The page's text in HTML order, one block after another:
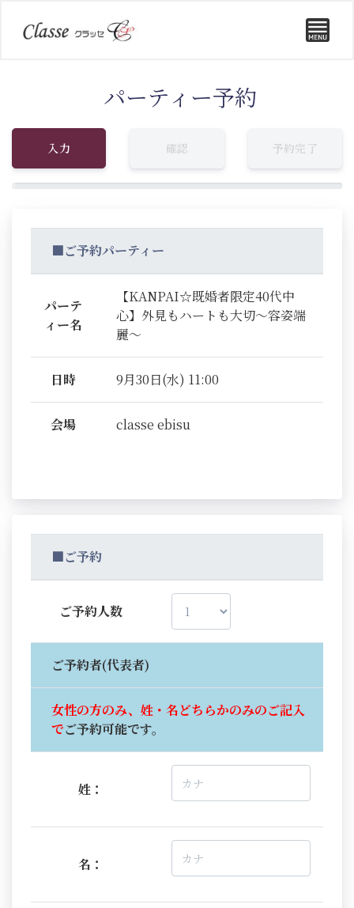
パーティー予約
入力 確認 予約完了
■ご予約パーティー
パーテ
ィー名
【KANPAI☆既婚者限定40代中
心】外見もハートも大切～容姿端
麗～
日時 9月30日(水) 11:00
会場 classe ebisu
■ご予約
ご予約人数
ご予約者(代表者)
女性の方のみ、姓・名どちらかのみのご記入
でご予約可能です。
姓：
名：